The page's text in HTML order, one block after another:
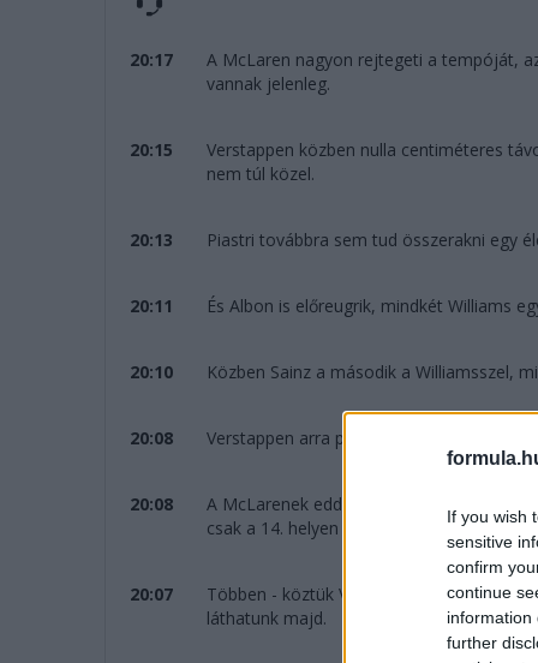
If you wish
sensitive
confirm
continue
information
further
20:17
A McLaren nagyon rejtegeti a tempóját,
vannak jelenleg.
20:15
Verstappen közben nulla centiméteres
nem túl közel.
20:13 Piastri továbbra sem tud összerakni egy
20:11 És Albon is előreugrik, mindkét Williams
20:10 Közben Sainz a második a Williamsszel,
20:08 Verstappen arra panaszkodik, hogy
20:08
A McLarenek eddig - a megszokottakkal
csak a 14. helyen van.
20:07
Többen - köztük Verstappen is - a friss
láthatunk majd.